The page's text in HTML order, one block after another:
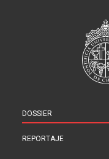
DOSSIER
REPORTAJE